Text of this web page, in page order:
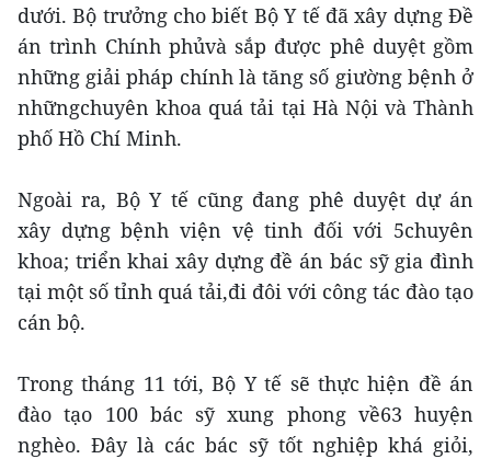
dưới. Bộ trưởng cho biết Bộ Y tế đã xây dựng Đề
án trình Chính phủvà sắp được phê duyệt gồm
những giải pháp chính là tăng số giường bệnh ở
nhữngchuyên khoa quá tải tại Hà Nội và Thành
phố Hồ Chí Minh.
Ngoài ra, Bộ Y tế cũng đang phê duyệt dự án
xây dựng bệnh viện vệ tinh đối với 5chuyên
khoa; triển khai xây dựng đề án bác sỹ gia đình
tại một số tỉnh quá tải,đi đôi với công tác đào tạo
cán bộ.
Trong tháng 11 tới, Bộ Y tế sẽ thực hiện đề án
đào tạo 100 bác sỹ xung phong về63 huyện
nghèo. Đây là các bác sỹ tốt nghiệp khá giỏi,